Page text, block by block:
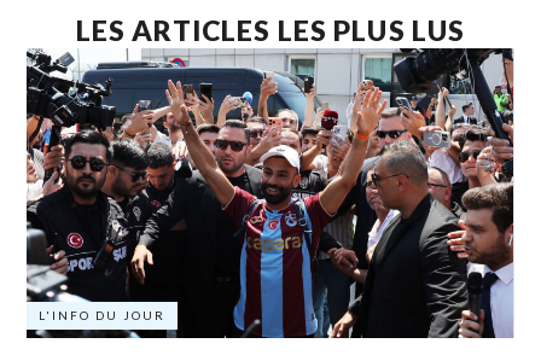
LES ARTICLES LES PLUS LUS
L'INFO DU JOUR